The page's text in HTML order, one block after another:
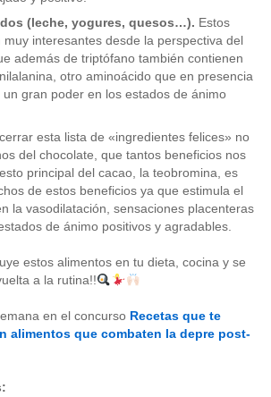
(17)
(leche, yogures, quesos…). Estos
interesantes desde la perspectiva del
además de triptófano también contienen
otro aminoácido que en presencia
gran poder en los estados de ánimo
esta lista de «ingredientes felices» no
del chocolate, que tantos beneficios nos
principal del cacao, la teobromina, es
de estos beneficios ya que estimula el
la vasodilatación, sensaciones placenteras
de ánimo positivos y agradables.
estos alimentos en tu dieta, cocina y se
a la rutina!!
en el concurso Recetas que te
alimentos que combaten la depre post-